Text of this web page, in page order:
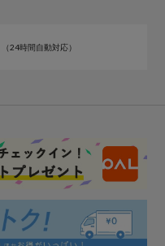
（24時間自動対応）